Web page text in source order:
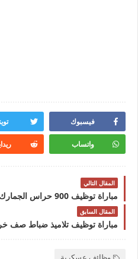
فيسبوك
واتساب
المقال التالي
المقال السابق